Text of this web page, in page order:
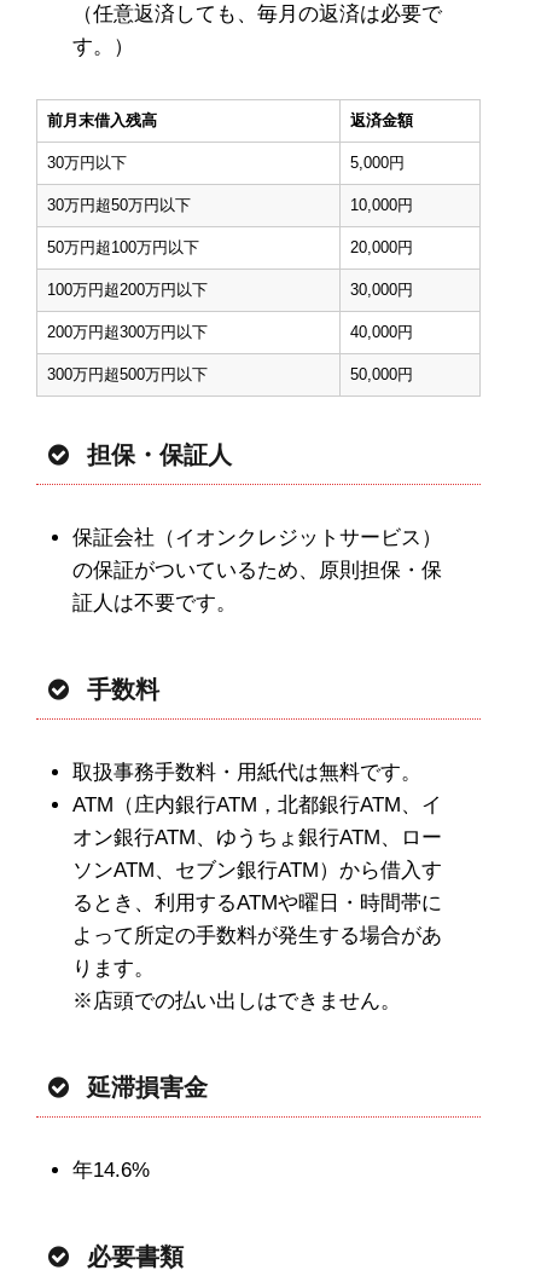
（任意返済しても、毎月の返済は必要で
す。）
前月末借入残高 返済金額
30万円以下 5,000円
30万円超50万円以下 10,000円
50万円超100万円以下 20,000円
100万円超200万円以下 30,000円
200万円超300万円以下 40,000円
300万円超500万円以下 50,000円
担保・保証人
保証会社（イオンクレジットサービス）
の保証がついているため、原則担保・保
証人は不要です。
手数料
取扱事務手数料・用紙代は無料です。
ATM（庄内銀行ATM，北都銀行ATM、イ
オン銀行ATM、ゆうちょ銀行ATM、ロー
ソンATM、セブン銀行ATM）から借入す
るとき、利用するATMや曜日・時間帯に
よって所定の手数料が発生する場合があ
ります。
※店頭での払い出しはできません。
延滞損害金
年14.6%
必要書類